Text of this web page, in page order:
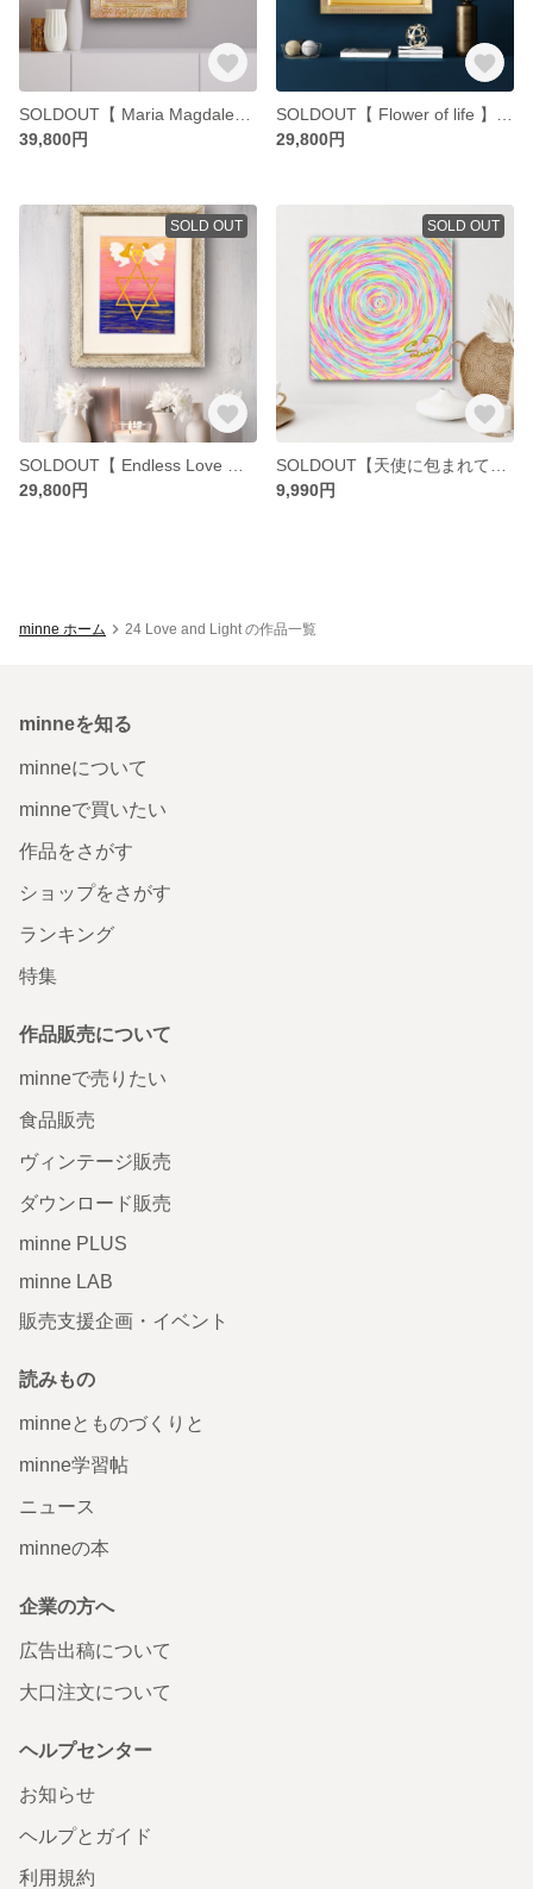
39,800円
29,800円
SOLD OUT
29,800円
SOLD OUT
9,990円
minne ホーム 24 Love and Light の作品一覧
minneを知る
minneについて
minneで買いたい
作品をさがす
ショップをさがす
ランキング
特集
作品販売について
minneで売りたい
食品販売
ヴィンテージ販売
ダウンロード販売
minne PLUS
minne LAB
販売支援企画・イベント
読みもの
minneとものづくりと
minne学習帖
ニュース
minneの本
企業の方へ
広告出稿について
大口注文について
ヘルプセンター
お知らせ
ヘルプとガイド
利用規約